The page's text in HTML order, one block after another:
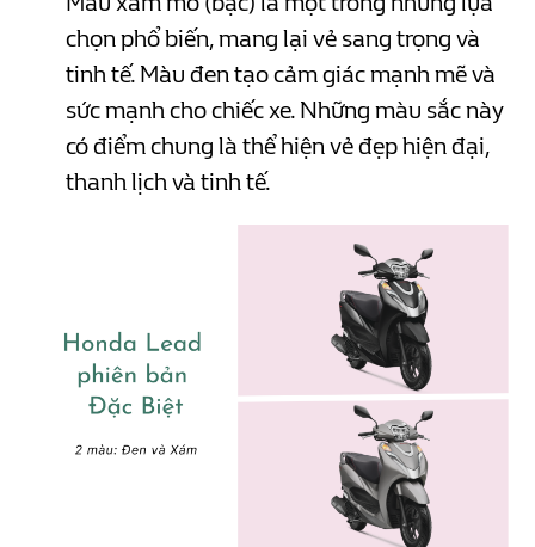
chọn phổ biến, mang lại vẻ sang trọng và
tinh tế. Màu đen tạo cảm giác mạnh mẽ và
sức mạnh cho chiếc xe. Những màu sắc này
có điểm chung là thể hiện vẻ đẹp hiện đại,
thanh lịch và tinh tế.